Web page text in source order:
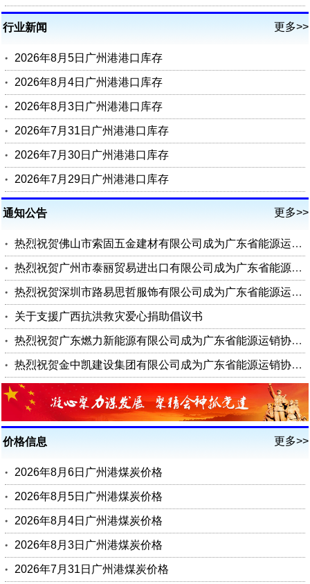
更多>>
行业新闻
2026年8月5日广州港港口库存
2026年8月4日广州港港口库存
2026年8月3日广州港港口库存
2026年7月31日广州港港口库存
2026年7月30日广州港港口库存
2026年7月29日广州港港口库存
更多>>
通知公告
热烈祝贺佛山市索固五金建材有限公司成为广东省能源运销协会会员单位
热烈祝贺广州市泰丽贸易进出口有限公司成为广东省能源运销协会会员单位
热烈祝贺深圳市路易思哲服饰有限公司成为广东省能源运销协会会员单位
关于支援广西抗洪救灾爱心捐助倡议书
热烈祝贺广东燃力新能源有限公司成为广东省能源运销协会理事单位
热烈祝贺金中凯建设集团有限公司成为广东省能源运销协会会员单位
更多>>
价格信息
2026年8月6日广州港煤炭价格
2026年8月5日广州港煤炭价格
2026年8月4日广州港煤炭价格
2026年8月3日广州港煤炭价格
2026年7月31日广州港煤炭价格